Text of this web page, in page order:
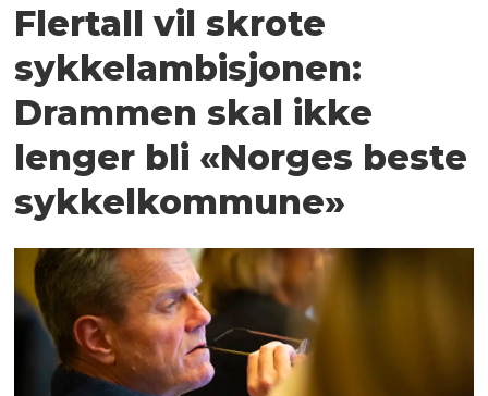
Flertall vil skrote
sykkelambisjonen:
Drammen skal ikke
lenger bli «Norges beste
sykkelkommune»